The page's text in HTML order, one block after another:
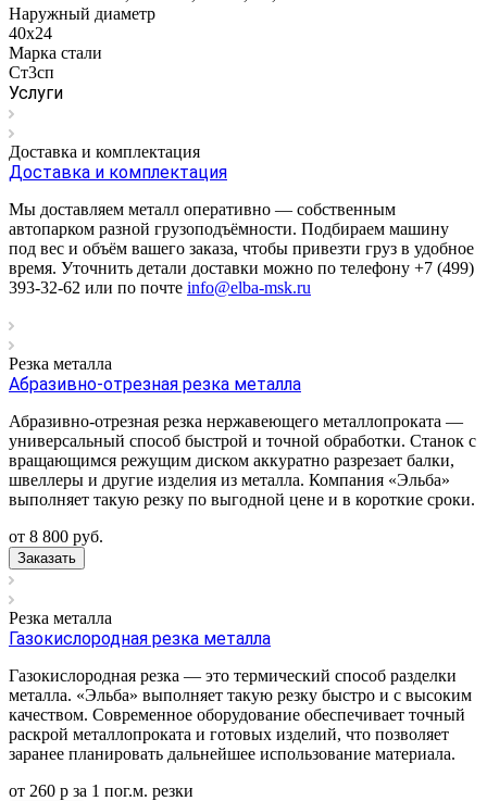
Наружный диаметр
40x24
Марка стали
Ст3сп
Услуги
Доставка и комплектация
Доставка и комплектация
Мы доставляем металл оперативно — собственным
автопарком разной грузоподъёмности. Подбираем машину
под вес и объём вашего заказа, чтобы привезти груз в удобное
время. Уточнить детали доставки можно по телефону +7 (499)
393-32-62 или по почте info@elba-msk.ru
Резка металла
Абразивно-отрезная резка металла
Абразивно-отрезная резка нержавеющего металлопроката —
универсальный способ быстрой и точной обработки. Станок с
вращающимся режущим диском аккуратно разрезает балки,
швеллеры и другие изделия из металла. Компания «Эльба»
выполняет такую резку по выгодной цене и в короткие сроки.
от 8 800 руб.
Заказать
Резка металла
Газокислородная резка металла
Газокислородная резка — это термический способ разделки
металла. «Эльба» выполняет такую резку быстро и с высоким
качеством. Современное оборудование обеспечивает точный
раскрой металлопроката и готовых изделий, что позволяет
заранее планировать дальнейшее использование материала.
от 260 р за 1 пог.м. резки